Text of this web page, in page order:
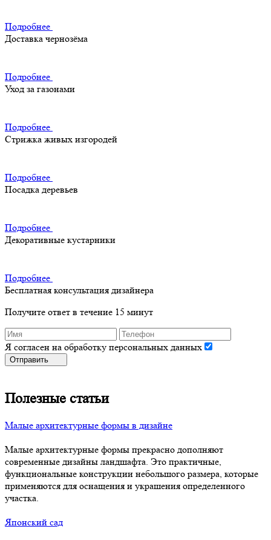
Подробнее
Доставка чернозёма
Подробнее
Уход за газонами
Подробнее
Стрижка живых изгородей
Подробнее
Посадка деревьев
Подробнее
Декоративные кустарники
Подробнее
Бесплатная консультация дизайнера
Получите ответ в течение 15 минут
Я согласен на обработку персональных данных
Отправить
Полезные статьи
Малые архитектурные формы в дизайне
Малые архитектурные формы прекрасно дополняют
современные дизайны ландшафта. Это практичные,
функциональные конструкции небольшого размера, которые
применяются для оснащения и украшения определенного
участка.
Японский сад